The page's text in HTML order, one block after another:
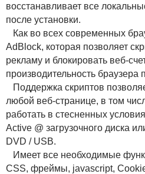
восстанавливает все
после установки.
Как во всех современных
AdBlock, которая позволяет
рекламу и блокировать веб-
производительность браузера
Поддержка скриптов
любой веб-странице, в том
работать в стесненных
Active @ загрузочного диска
DVD / USB.
Имеет все необходимые
CSS, фреймы, jаvascript,